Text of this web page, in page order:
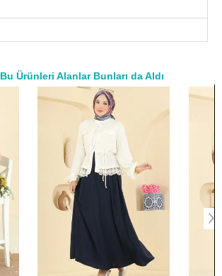
124
131
128
Bu Ürünleri Alanlar Bunları da Aldı